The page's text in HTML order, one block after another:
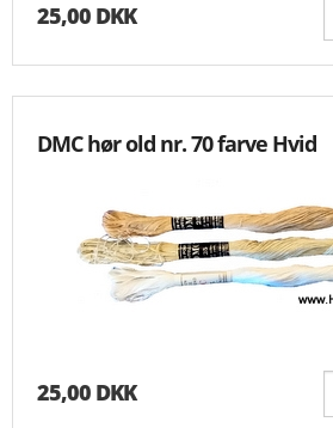
25,00 DKK
DMC hør old nr. 70 farve Hvid
25,00 DKK